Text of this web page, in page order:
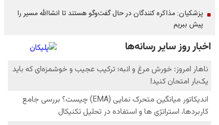
پزشکیان: مذاکره کنندگان در حال گفت‌وگو هستند تا انشاالله مسیر را
پیش ببریم